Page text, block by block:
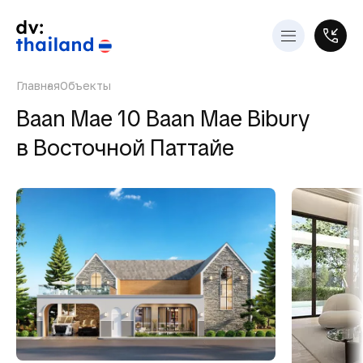
ГлавнаяОбъекты
Baan Mae 10 Baan Mae Bibury
в Восточной Паттайе